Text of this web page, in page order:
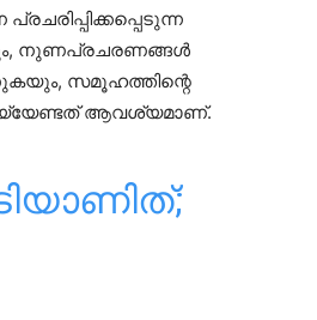
നുണപ്രചരണങ്ങൾ
സമൂഹത്തിന്റെ
ആവശ്യമാണ്.